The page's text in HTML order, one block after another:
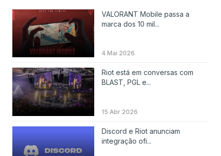
VALORANT Mobile passa a
marca dos 10 mil...
4 Mai 2026
Riot está em conversas com
BLAST, PGL e...
15 Abr 2026
Discord e Riot anunciam
integração ofi...